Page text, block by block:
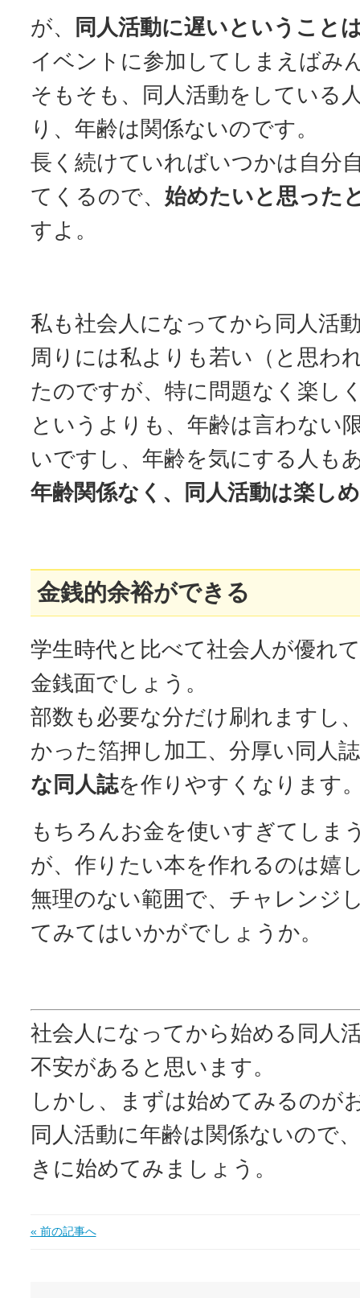
が、
同人活動に遅いということ
イベントに参加してしまえばみ
そもそも、同人活動をしている
り、年齢は関係ないのです。
長く続けていればいつかは自分
てくるので、 始めたいと思った
すよ。
私も社会人になってから同人活
周りには私よりも若い（と思わ
たのですが、特に問題なく楽し
というよりも、年齢は言わない
いですし、年齢を気にする人も
年齢関係なく、同人活動は楽し
金銭的余裕ができる
学生時代と比べて社会人が優れ
金銭面でしょう。
部数も必要な分だけ刷れますし
かった箔押し加工、分厚い同人
な同人誌を作りやすくなります
もちろんお金を使いすぎてしま
が、作りたい本を作れるのは嬉
無理のない範囲で、チャレンジ
てみてはいかがでしょうか。
社会人になってから始める同人
不安があると思います。
しかし、まずは始めてみるのが
同人活動に年齢は関係ないので
きに始めてみましょう。
« 前の記事へ